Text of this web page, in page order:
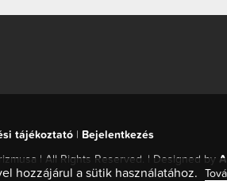
tájékoztató| Bejelentkezés
| All Rights Reserved. | Designed by
hozzájárul a sütik használatához.